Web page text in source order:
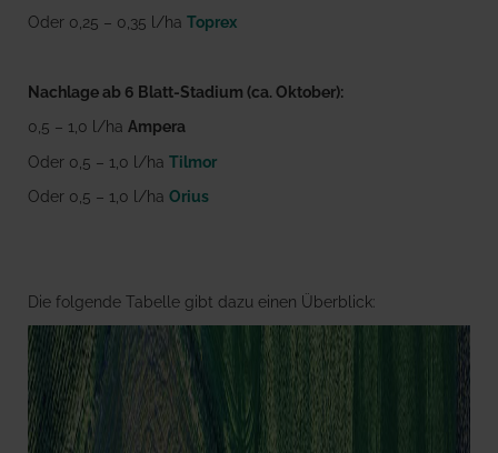
Oder 0,25 – 0,35 l/ha Toprex
Nachlage ab 6 Blatt-Stadium (ca. Oktober):
0,5 – 1,0 l/ha Ampera
Oder 0,5 – 1,0 l/ha Tilmor
Oder 0,5 – 1,0 l/ha Orius
Die folgende Tabelle gibt dazu einen Überblick: